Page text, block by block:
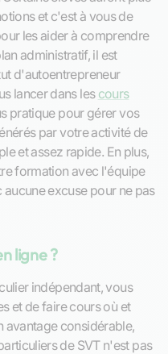
et c'est à vous de
les aider à comprendre
administratif, il est
d'autoentrepreneur
lancer dans les cours
pratique pour gérer vos
par votre activité de
et assez rapide. En plus,
formation avec l'équipe
excuse pour ne pas
ligne ?
indépendant, vous
et de faire cours où et
avantage considérable,
de SVT n'est pas